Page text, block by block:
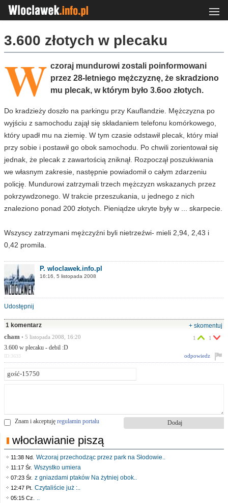
3.600 złotych w plecaku
W czoraj mundurowi zostali poinformowani
przez 28-letniego mężczyznę, że skradziono
mu plecak, w którym było 3.6oo złotych.
Do kradzieży doszło na parkingu przy Kauflandzie. Mężczyzna po
wyjściu z samochodu zajął się składaniem telefonu komórkowego,
który upadł mu na ziemię. W tym czasie odstawił plecak, który miał
przy sobie i postawił go obok samochodu. Po chwili zorientował się
jednak, że plecak z zawartością zniknął. Rozpoczął poszukiwania
we własnym zakresie, następnie powiadomił o całym zdarzeniu
policję. Mundurowi zatrzymali trzech mężczyzn wskazanych przez
pokrzywdzonego. W trakcie przeszukania, u jednego z nich
znaleziono ponad 200 złotych. Pieniądze ukryte były w ... skarpecie.
Wszyscy zatrzymani mężczyźni byli nietrzeźwi- mieli 2,94, 2,43 i
0,42 promila.
P. wloclawek.info.pl
16:16, 5 listopada 2008
Udostępnij
1 komentarz
+ skomentuj
cham • 5 listopada 2008, 16:20
3.600 w plecaku - debil :D
1 1
odpowiedz
ID:3633
Znam i akceptuję regulamin portalu
włocławianie piszą
11:38 Nd. Wczoraj przechodząc przez park na Słodowie..
11:17 Śr. Wszystko umiera
07:23 Śr. z gniazdami ptaków Na żytniej obok..
12:47 Pt. Czytaliście już :..
05:15 Cz. ..